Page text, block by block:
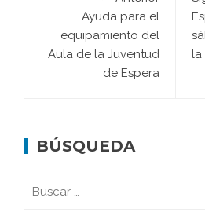
Ayuda para el
equipamiento del
Aula de la Juventud
de Espera
la
BÚSQUEDA